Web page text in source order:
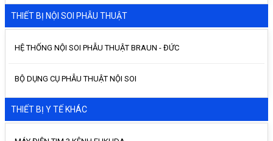
THIẾT BỊ NỘI SOI PHẪU THUẬT
HỆ THỐNG NỘI SOI PHẪU THUẬT BRAUN - ĐỨC
BỘ DỤNG CỤ PHẪU THUẬT NỘI SOI
THIẾT BỊ Y TẾ KHÁC